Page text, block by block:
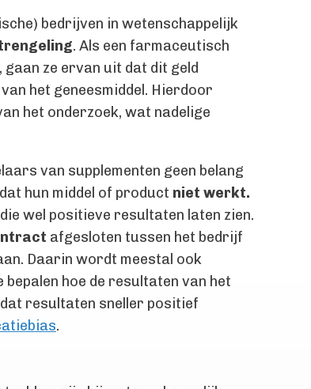
bedrijven in wetenschappelijk
. Als een farmaceutisch
ze ervan uit dat dit geld
het geneesmiddel. Hierdoor
het onderzoek, wat nadelige
van supplementen geen belang
hun middel of product niet werkt.
wel positieve resultaten laten zien.
afgesloten tussen het bedrijf
Daarin wordt meestal ook
hoe de resultaten van het
resultaten sneller positief
.